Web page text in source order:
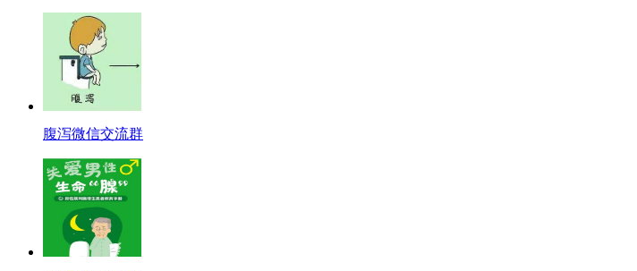
腹泻微信交流群